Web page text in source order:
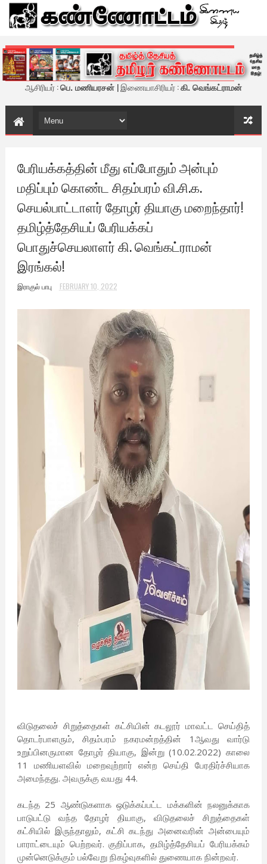
கண்ணோட்டம் - இணைய இதழ்
ஆசிரியர் :பெ. மணியரசன் | இணையாசிரியர் :கி. வெங்கட்ராமன்
பேரியக்கத்தின் மீது எப்போதும் அன்பும்
மதிப்பும் கொண்ட சிதம்பரம் வி.சி.க.
செயல்பாட்டாளர் தோழர் தியாகு மறைந்தார்!
தமிழ்த்தேசியப் பேரியக்கப்
பொதுச்செயலாளர் கி. வெங்கட்ராமன்
இரங்கல்!
இராகுல் பாபு FEBRUARY 10, 2022
விடுதலைச் சிறுத்தைகள் கட்சியின் கடலூர் மாவட்ட செய்தித்
தொடர்பாளரும், சிதம்பரம் நகரமன்றத்தின் 1ஆவது வார்டு
உறுப்பினருமான தோழர் தியாகு, இன்று (10.02.2022) காலை
11 மணியளவில் மறைவுற்றார் என்ற செய்தி பேரதிர்ச்சியாக
அமைந்தது. அவருக்கு வயது 44.
கடந்த 25 ஆண்டுகளாக ஒடுக்கப்பட்ட மக்களின் நலனுக்காக
பாடுபட்டு வந்த தோழர் தியாகு, விடுதலைச் சிறுத்தைகள்
கட்சியில் இருந்தாலும், கட்சி கடந்து அனைவரின் அன்பையும்
பாராட்டையும் பெற்றவர். குறிப்பாக, தமிழ்த்தேசியப் பேரியக்கம்
முன்னெடுக்கும் பல்வேறு நிகழ்வுகளில் துணையாக நின்றவர்.